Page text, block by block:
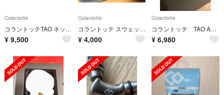
Colantotte
コラントッテTAO ネックレススリム RAFFIMINI
¥ 9,500
Colantotte
コラントッテ スウェット 上下セット
¥ 4,000
Colantotte
コラントッテ TAO AURA
¥ 6,980